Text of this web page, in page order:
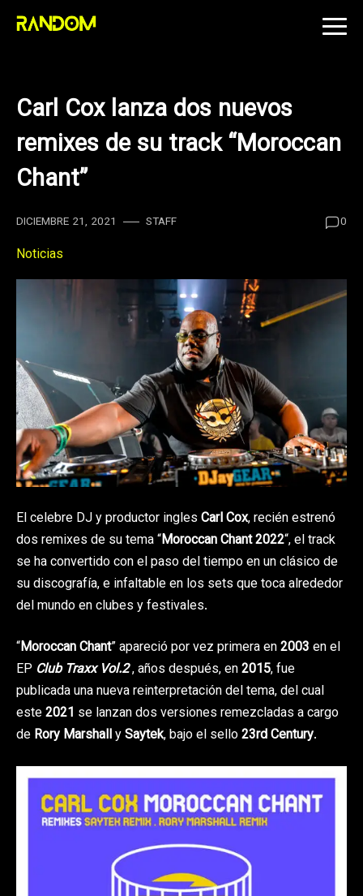
Skip
Carl Cox lanza dos nuevos
remixes de su track “Moroccan
Chant”
DICIEMBRE 21, 2021 STAFF 0
Noticias
El celebre DJ y productor ingles Carl Cox, recién estrenó
dos remixes de su tema “Moroccan Chant 2022“, el track
se ha convertido con el paso del tiempo en un clásico de
su discografía, e infaltable en los sets que toca alrededor
del mundo en clubes y festivales.
“Moroccan Chant” apareció por vez primera en2003 en el
EP Club Traxx Vol.2, años después, en2015, fue
publicada una nueva reinterpretación del tema, del cual
este2021 se lanzan dos versiones remezcladas a cargo
de Rory MarshallySaytek, bajo el sello23rd Century.